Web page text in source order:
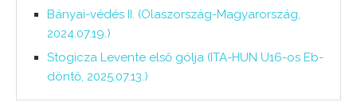
Bányai-védés II. (Olaszország-Magyarország,
2024.07.19.)
Stogicza Levente első gólja (ITA-HUN U16-os Eb-
döntő, 2025.07.13.)